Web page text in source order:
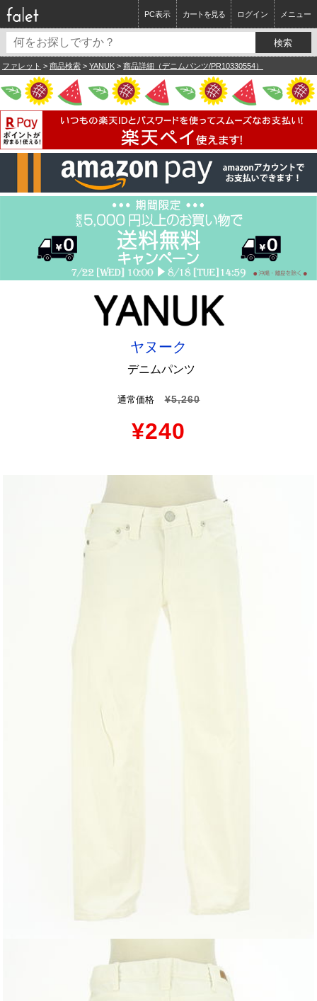
ログイン メニュー
カートを見る
PC表示
ファレット > 商品検索 > YANUK > 商品詳細（デニムパンツ/PR10330554）
ヤヌーク
デニムパンツ
通常価格 ¥5,260
¥240